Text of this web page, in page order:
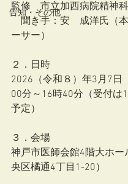
告知・その他
監修　市立加西病院精神科
聞き手：安　成洋氏（
ーサー）
２．日時
2026（令和８）年3月7日
00分～16時40分（受付は
予定）
３．会場
神戸市医師会館4階大ホー
央区橘通4丁目1-20）